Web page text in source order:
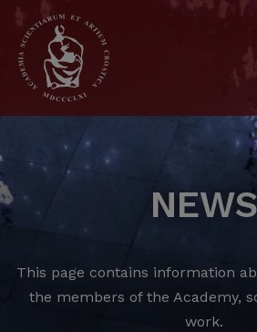
NEWS
This page contains information
the members of the Academy,
work.